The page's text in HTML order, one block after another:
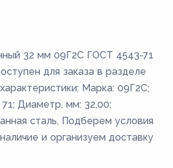
32 мм 09Г2С ГОСТ 4543-71
для заказа в разделе
Марка: 09Г2С;
Диаметр, мм: 32,00;
сталь. Подберем условия
и организуем доставку